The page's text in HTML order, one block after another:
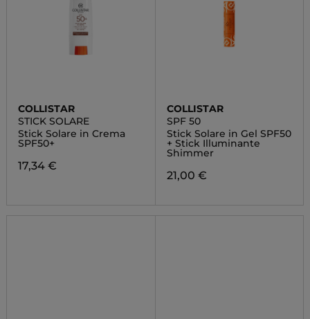
COLLISTAR
STICK SOLARE
Stick Solare in Crema
SPF50+
17,34 €
COLLISTAR
SPF 50
Stick Solare in Gel SPF50
+ Stick Illuminante
Shimmer
21,00 €